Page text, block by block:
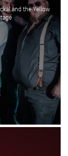
and the Yellow